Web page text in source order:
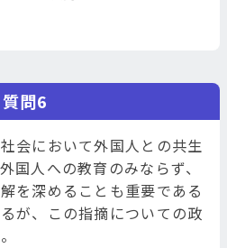
質問6
会において外国人との共生
国人への教育のみならず、
を深めることも重要である
が、この指摘についての政